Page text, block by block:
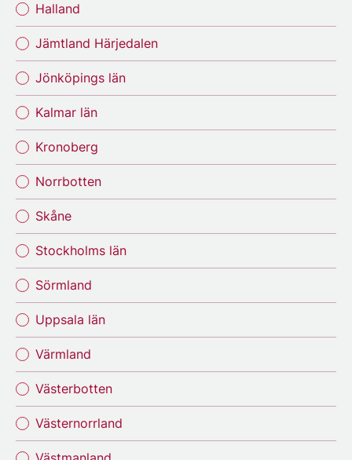
Halland
Jämtland Härjedalen
Jönköpings län
Kalmar län
Kronoberg
Norrbotten
Skåne
Stockholms län
Sörmland
Uppsala län
Värmland
Västerbotten
Västernorrland